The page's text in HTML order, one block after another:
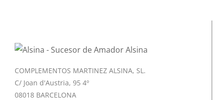
COMPLEMENTOS MARTINEZ ALSINA, SL.
C/ Joan d'Austria, 95 4º
08018 BARCELONA